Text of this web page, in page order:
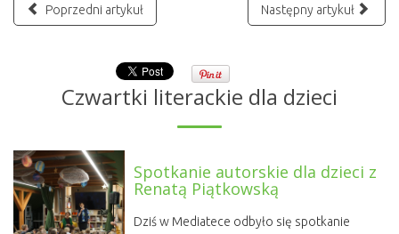
Poprzedni artykuł Następny artykuł
Czwartki literackie dla dzieci
Spotkanie autorskie dla dzieci z
Renatą Piątkowską
Dziś w Mediatece odbyło się spotkanie